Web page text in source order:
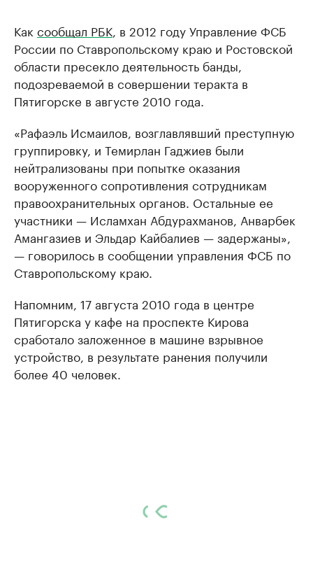
Как сообщал РБК , в 2012 году Управление ФСБ
России по Ставропольскому краю и Ростовской
области пресекло деятельность банды,
подозреваемой в совершении теракта в
Пятигорске в августе 2010 года.
«Рафаэль Исмаилов, возглавлявший преступную
группировку, и Темирлан Гаджиев были
нейтрализованы при попытке оказания
вооруженного сопротивления сотрудникам
правоохранительных органов. Остальные ее
участники — Исламхан Абдурахманов, Анварбек
Амангазиев и Эльдар Кайбалиев — задержаны»,
— говорилось в сообщении управления ФСБ по
Ставропольскому краю.
Напомним, 17 августа 2010 года в центре
Пятигорска у кафе на проспекте Кирова
сработало заложенное в машине взрывное
устройство, в результате ранения получили
более 40 человек.